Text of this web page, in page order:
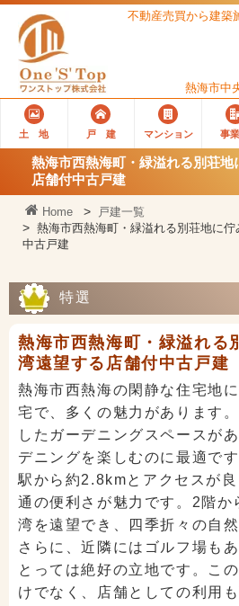
不動産売買から建築
熱海市中
土 地 戸 建 マンション 事
熱海市西熱海町・緑溢れる別荘地
店舗付中古戸建
Home
戸建一覧
熱海市西熱海町・緑溢れる別荘地に
中古戸建
特選
熱海市西熱海町・緑溢れる
湾遠望する店舗付中古戸建
熱海市西熱海の閑静な住宅地
宅で、多くの魅力があります
したガーデニングスペースが
デニングを楽しむのに最適で
駅から約2.8kmとアクセスが
通の便利さが魅力です。2階か
湾を遠望でき、四季折々の自
さらに、近隣にはゴルフ場も
とっては絶好の立地です。こ
けでなく、店舗としての利用